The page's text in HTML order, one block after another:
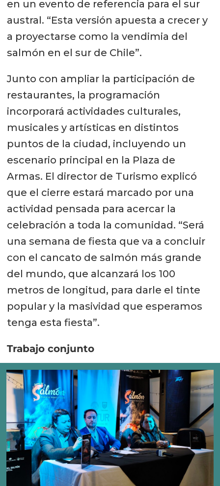
en un evento de referencia para el sur
austral. “Esta versión apuesta a crecer y
a proyectarse como la vendimia del
salmón en el sur de Chile”.
Junto con ampliar la participación de
restaurantes, la programación
incorporará actividades culturales,
musicales y artísticas en distintos
puntos de la ciudad, incluyendo un
escenario principal en la Plaza de
Armas. El director de Turismo explicó
que el cierre estará marcado por una
actividad pensada para acercar la
celebración a toda la comunidad. “Será
una semana de fiesta que va a concluir
con el cancato de salmón más grande
del mundo, que alcanzará los 100
metros de longitud, para darle el tinte
popular y la masividad que esperamos
tenga esta fiesta”.
Trabajo conjunto